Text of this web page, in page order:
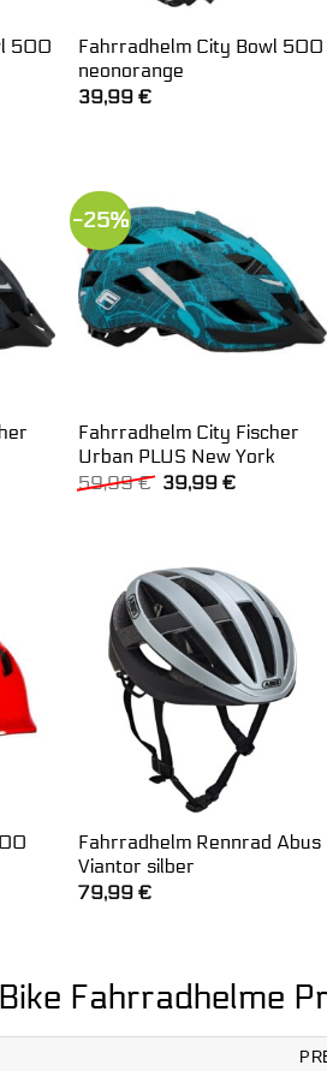
500
Fahrradhelm City Bowl 500
neonorange
39,99€
-25%
Fahrradhelm City Fischer
Urban PLUS New York
59,99€ Ursprünglicher
Preis
39,99€Aktueller
Fahrradhelm Rennrad Abus
Viantor silber
79,99€
Fahrradhelme